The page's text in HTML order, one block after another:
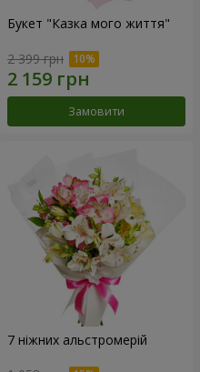
Букет "Казка мого життя"
2 399 грн
Замовити
7 ніжних альстромерій